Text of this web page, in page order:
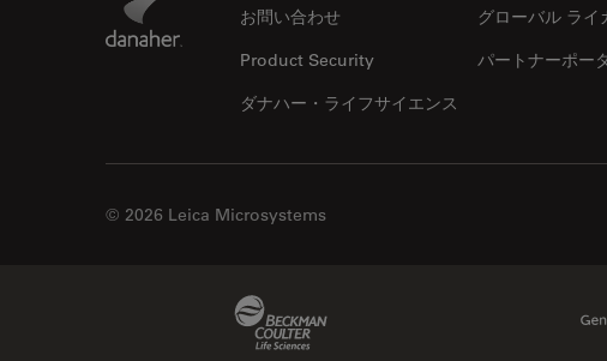
お問い合わせ
グローバル ライ
Product Security
パートナーポー
ダナハー・ライフサイエンス
© 2026 Leica Microsystems